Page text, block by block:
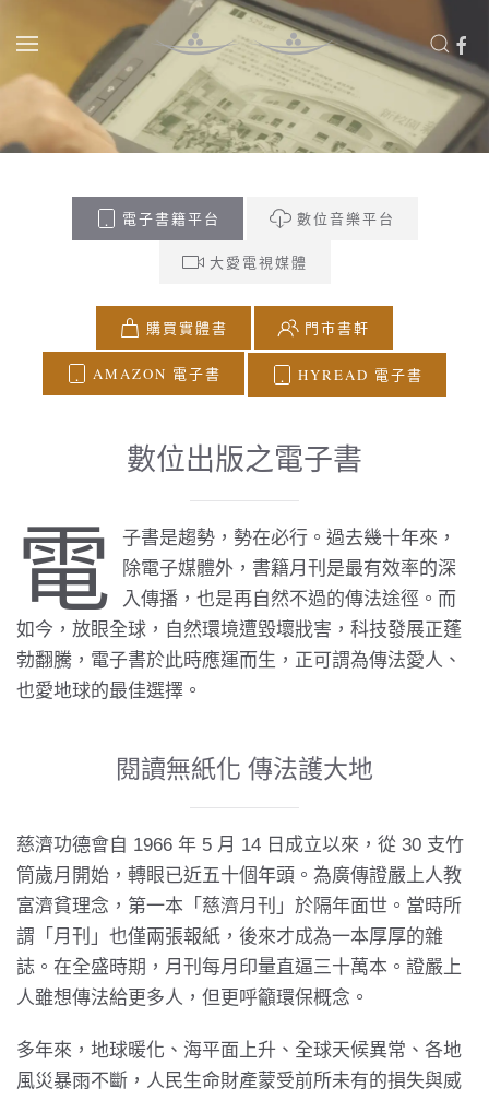
Skip to main content
電子書籍平台 數位音樂平台
大愛電視媒體
購買實體書 門市書軒
AMAZON 電子書 HYREAD 電子書
數位出版之電子書
電
子書是趨勢，勢在必行。過去幾十年來，
除電子媒體外，書籍月刊是最有效率的深
入傳播，也是再自然不過的傳法途徑。而
如今，放眼全球，自然環境遭毀壞戕害，科技發展正蓬
勃翻騰，電子書於此時應運而生，正可謂為傳法愛人、
也愛地球的最佳選擇。
閱讀無紙化 傳法護大地
慈濟功德會自 1966 年 5 月 14 日成立以來，從 30 支竹
筒歲月開始，轉眼已近五十個年頭。為廣傳證嚴上人教
富濟貧理念，第一本「慈濟月刊」於隔年面世。當時所
謂「月刊」也僅兩張報紙，後來才成為一本厚厚的雜
誌。在全盛時期，月刊每月印量直逼三十萬本。證嚴上
人雖想傳法給更多人，但更呼籲環保概念。
多年來，地球暖化、海平面上升、全球天候異常、各地
風災暴雨不斷，人民生命財產蒙受前所未有的損失與威